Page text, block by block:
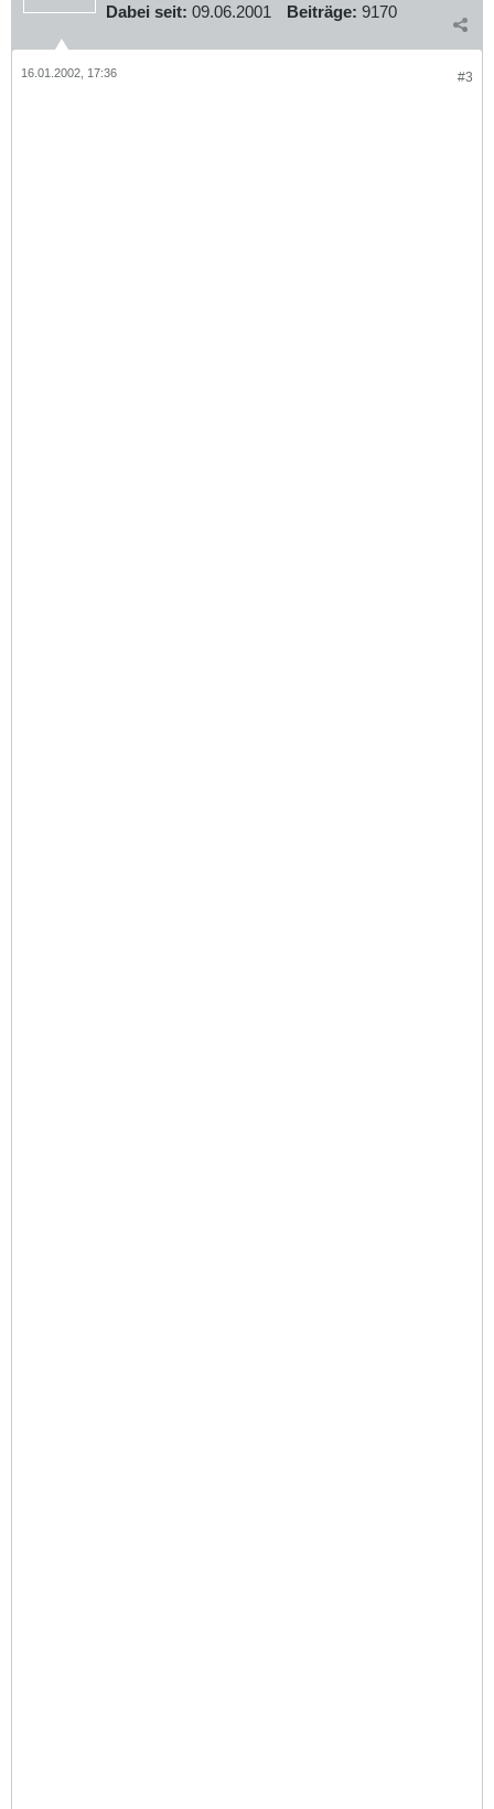
Dabei seit: 09.06.2001 Beiträge: 9170
#3
16.01.2002, 17:36